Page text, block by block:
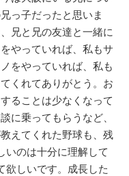
っ子だったと思いま
兄と兄の友達と一緒に
やっていれば、私もサ
をやっていれば、私も
くれてありがとう。お
ることは少なくなって
に乗ってもらうなど、
えてくれた野球も、残
いのは十分に理解して
欲しいです。成長した